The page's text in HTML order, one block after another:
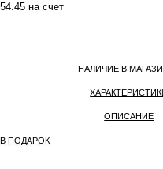
на счет
НАЛИЧИЕ В
ОПИСАНИЕ
ПОДАРОК